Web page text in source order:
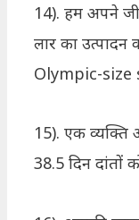
14). हम अपने
लार का
Olympic-size
15). एक
38.5 दिन दांतों